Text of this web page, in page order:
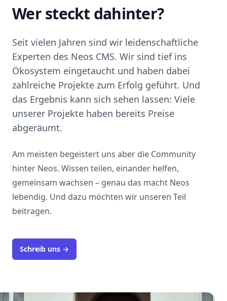
Wer steckt dahinter?
Seit vielen Jahren sind wir leidenschaftliche
Experten des Neos CMS. Wir sind tief ins
Ökosystem eingetaucht und haben dabei
zahlreiche Projekte zum Erfolg geführt. Und
das Ergebnis kann sich sehen lassen: Viele
unserer Projekte haben bereits Preise
abgeräumt.
Am meisten begeistert uns aber die Community
hinter Neos. Wissen teilen, einander helfen,
gemeinsam wachsen – genau das macht Neos
lebendig. Und dazu möchten wir unseren Teil
beitragen.
Schreib uns →